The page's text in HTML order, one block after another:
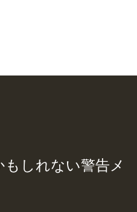
もしれない警告メ